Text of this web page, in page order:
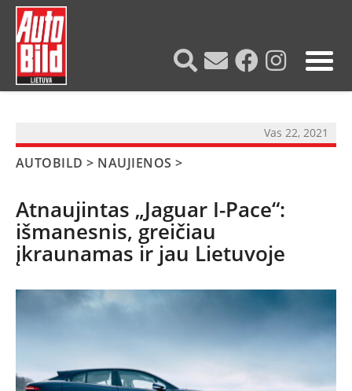
Vas 22, 2021
AUTOBILD > NAUJIENOS >
Atnaujintas „Jaguar I-Pace“:
išmanesnis, greičiau
įkraunamas ir jau Lietuvoje